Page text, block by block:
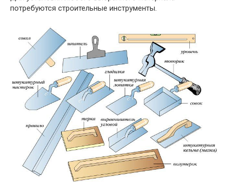
потребуются строительные инструменты.